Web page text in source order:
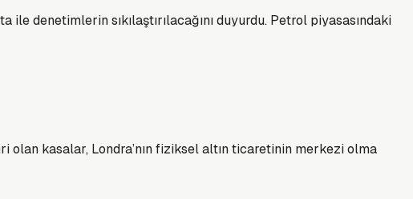
denetimlerin sıkılaştırılacağını duyurdu. Petrol piyasasındaki
olan kasalar, Londra’nın fiziksel altın ticaretinin merkezi olma